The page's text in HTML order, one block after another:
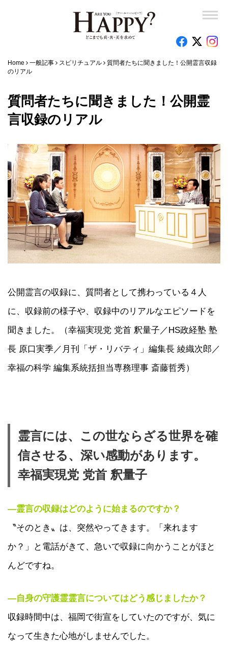
Home 一般記事 スピリチュアル
質問者たちに聞きました！公開霊言収録
のリアル
質問者たちに聞きました！公開霊
言収録のリアル
公開霊言の収録に、質問者として携わっている４人
に、収録前の様子や、収録中のリアルなエピソードを
聞きました。（幸福実現党 党首 釈量子／HS政経塾 塾
長 原口実季／月刊「ザ・リバティ」編集長 綾織次郎／
幸福の科学 編集系統括担当専務理事 斎藤哲秀）
霊言には、この世ならざる世界を確
信させる、深い感動があります。
幸福実現党 党首 釈量子
―霊言の収録はどのように始まるのですか？
〝そのとき〟は、突然やってきます。「来れます
か？」と電話がきて、急いで収録に向かうことがほと
んどですね。
―自身の守護霊霊言についてはどう感じましたか？
収録時間中は、福岡で街宣をしていたのですが、気に
なって生きた心地がしませんでした。